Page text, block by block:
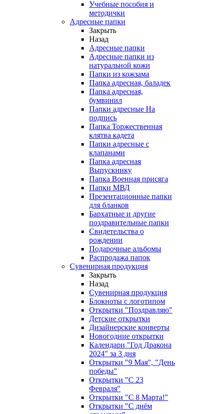
Учебные пособия и
методички
Адресные папки
Закрыть
Назад
Адресные папки
Адресные папки из
натуральной кожи
Папки из кожзама
Папка адресная, баладек
Папка адресная,
бумвинил
Папки адресные На
подпись
Папка Торжественная
клятва кадета
Папки адресные с
клапанами
Папка адресная
Выпускнику
Папка Военная присяга
Папки МВД
Презентационные папки
для бланков
Бархатные и другие
поздравительные папки
Свидетельства о
рождении
Подарочные альбомы
Распродажа папок
Сувенирная продукция
Закрыть
Назад
Сувенирная продукция
Блокноты с логотипом
Открытки "Поздравляю"
Детские открытки
Дизайнерские конверты
Новогодние открытки
Календари "Год Дракона
2024" за 3 дня
Открытки "9 Мая", "День
победы"
Открытки "С 23
Февраля"
Открытки "С 8 Марта!"
Открытки "С днём